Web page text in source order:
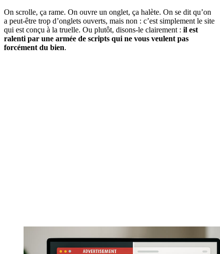
On scrolle, ça rame. On ouvre un onglet, ça halète. On se dit qu’on
a peut-être trop d’onglets ouverts, mais non : c’est simplement le site
qui est conçu à la truelle. Ou plutôt, disons-le clairement : il est
ralenti par une armée de scripts qui ne vous veulent pas
forcément du bien.